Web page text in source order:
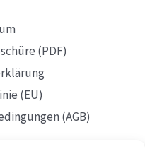
(PDF)
(EU)
(AGB)